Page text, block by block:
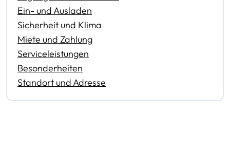
Ein- und Ausladen
Sicherheit und Klima
Miete und Zahlung
Serviceleistungen
Besonderheiten
Standort und Adresse